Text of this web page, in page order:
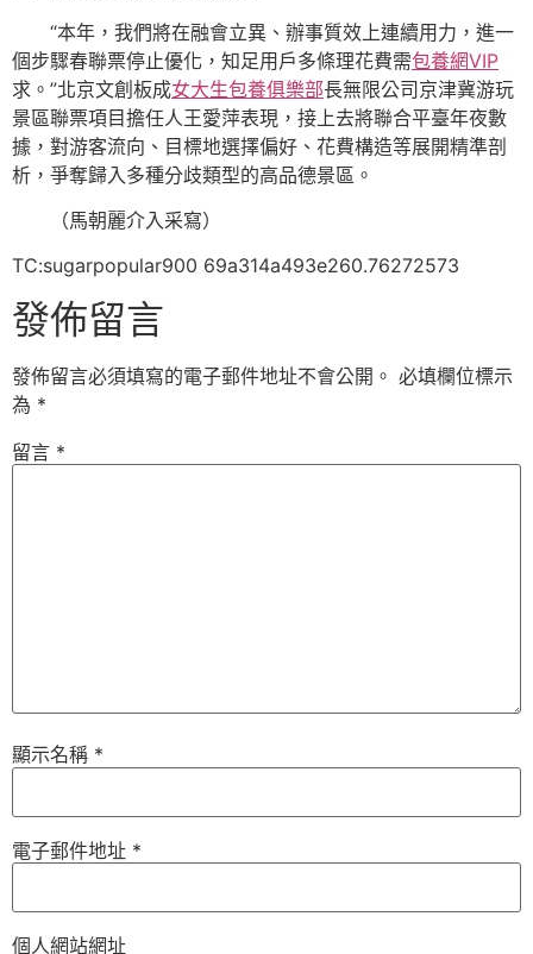
“本年，我們將在融會立異、辦事質效上連續用力，進一
個步驟春聯票停止優化，知足用戶多條理花費需包養網VIP
求。”北京文創板成女大生包養俱樂部長無限公司京津冀游玩
景區聯票項目擔任人王愛萍表現，接上去將聯合平臺年夜數
據，對游客流向、目標地選擇偏好、花費構造等展開精準剖
析，爭奪歸入多種分歧類型的高品德景區。
（馬朝麗介入采寫）
TC:sugarpopular900 69a314a493e260.76272573
發佈留言
發佈留言必須填寫的電子郵件地址不會公開。 必填欄位標示
為 *
留言 *
顯示名稱 *
電子郵件地址 *
個人網站網址